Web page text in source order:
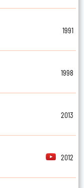
1991
1998
2013
2012